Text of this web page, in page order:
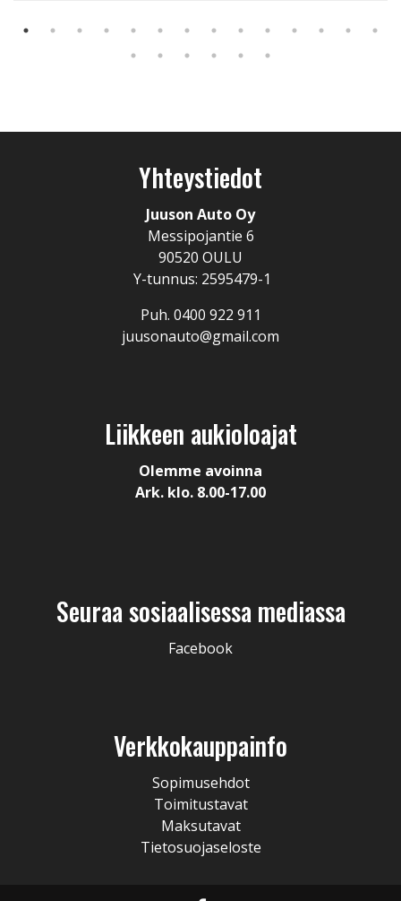
Yhteystiedot
Juuson Auto Oy
Messipojantie 6
90520 OULU
Y-tunnus: 2595479-1
Puh. 0400 922 911
juusonauto@gmail.com
Liikkeen aukioloajat
Olemme avoinna
Ark. klo. 8.00-17.00
Seuraa sosiaalisessa mediassa
Facebook
Verkkokauppainfo
Sopimusehdot
Toimitustavat
Maksutavat
Tietosuojaseloste